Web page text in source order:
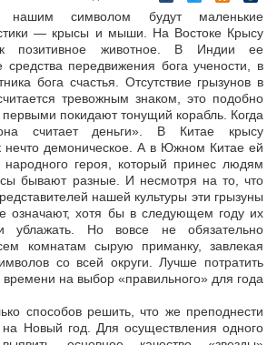
символом будут маленькие
— крысы и мыши. На Востоке Крысу
позитивное животное. В Индии ее
передвижения бога учености, в
бога счастья. Отсутствие грызунов в
тревожным знаком, это подобно
покидают тонущий корабль. Когда
считает деньги». В Китае крысу
нечто демоническое. А в Южном Китае ей
героя, который принес людям
бывают разные. И несмотря на то, что
нашей культуры эти грызуны
означают, хотя бы в следующем году их
ублажать. Но вовсе не обязательно
комнатам сырую приманку, завлекая
со всей округи. Лучше потратить
времени на выбор «правильного» для года
способов решить, что же преподнести
Новый год. Для осуществления одного